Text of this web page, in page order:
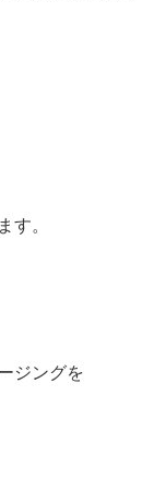
す。
ジングを